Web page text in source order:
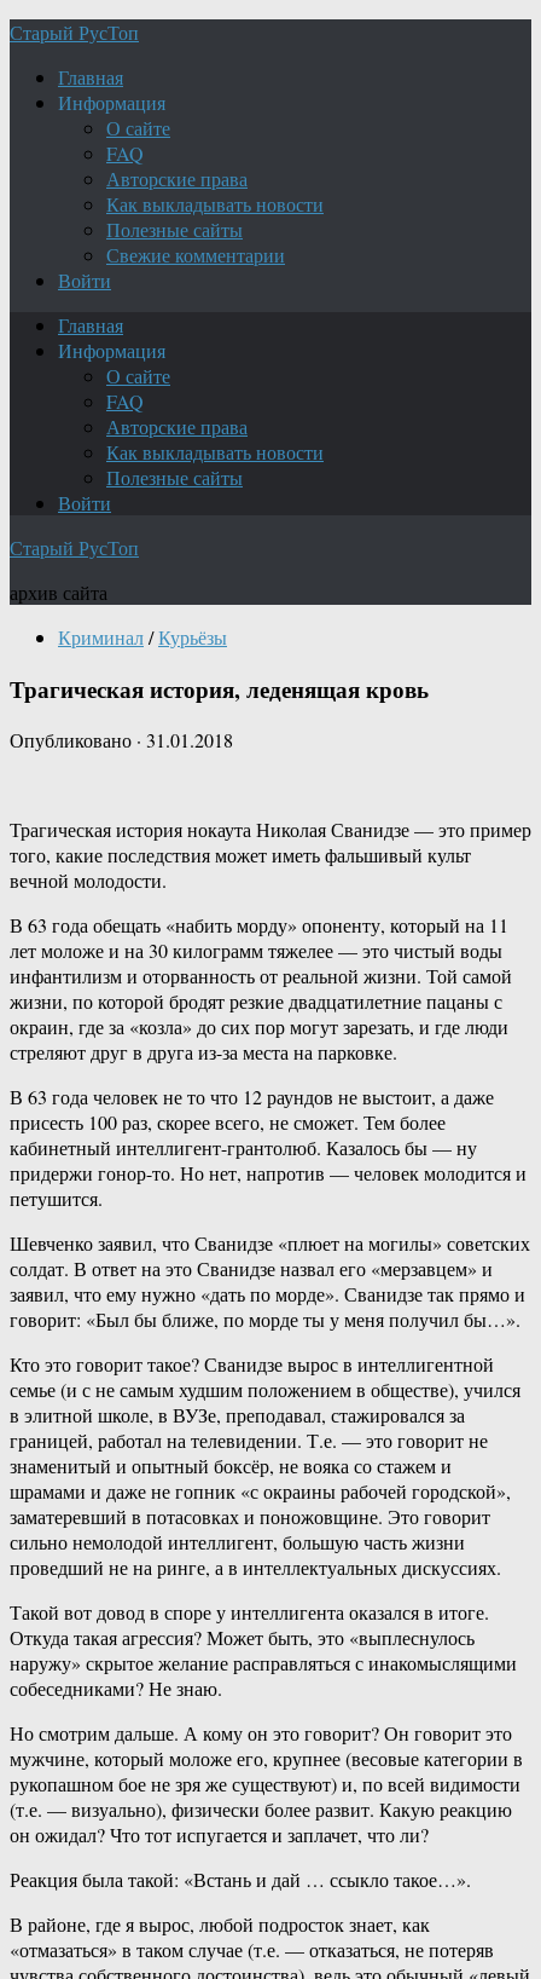
Старый РусТоп
Главная
Информация
О сайте
FAQ
Авторские права
Как выкладывать новости
Полезные сайты
Свежие комментарии
Войти
Главная
Информация
О сайте
FAQ
Авторские права
Как выкладывать новости
Полезные сайты
Войти
Старый РусТоп
архив сайта
Криминал/Курьёзы
Трагическая история, леденящая кровь
Опубликовано · 31.01.2018
Трагическая история нокаута Николая Сванидзе — это пример
того, какие последствия может иметь фальшивый культ
вечной молодости.
В 63 года обещать «набить морду» опоненту, который на 11
лет моложе и на 30 килограмм тяжелее — это чистый воды
инфантилизм и оторванность от реальной жизни. Той самой
жизни, по которой бродят резкие двадцатилетние пацаны с
окраин, где за «козла» до сих пор могут зарезать, и где люди
стреляют друг в друга из-за места на парковке.
В 63 года человек не то что 12 раундов не выстоит, а даже
присесть 100 раз, скорее всего, не сможет. Тем более
кабинетный интеллигент-грантолюб. Казалось бы — ну
придержи гонор-то. Но нет, напротив — человек молодится и
петушится.
Шевченко заявил, что Сванидзе «плюет на могилы» советских
солдат. В ответ на это Сванидзе назвал его «мерзавцем» и
заявил, что ему нужно «дать по морде». Сванидзе так прямо и
говорит: «Был бы ближе, по морде ты у меня получил бы…».
Кто это говорит такое? Сванидзе вырос в интеллигентной
семье (и с не самым худшим положением в обществе), учился
в элитной школе, в ВУЗе, преподавал, стажировался за
границей, работал на телевидении. Т.е. — это говорит не
знаменитый и опытный боксёр, не вояка со стажем и
шрамами и даже не гопник «с окраины рабочей городской»,
заматеревший в потасовках и поножовщине. Это говорит
сильно немолодой интеллигент, большую часть жизни
проведший не на ринге, а в интеллектуальных дискуссиях.
Такой вот довод в споре у интеллигента оказался в итоге.
Откуда такая агрессия? Может быть, это «выплеснулось
наружу» скрытое желание расправляться с инакомыслящими
собеседниками? Не знаю.
Но смотрим дальше. А кому он это говорит? Он говорит это
мужчине, который моложе его, крупнее (весовые категории в
рукопашном бое не зря же существуют) и, по всей видимости
(т.е. — визуально), физически более развит. Какую реакцию
он ожидал? Что тот испугается и заплачет, что ли?
Реакция была такой: «Встань и дай … ссыкло такое…».
В районе, где я вырос, любой подросток знает, как
«отмазаться» в таком случае (т.е. — отказаться, не потеряв